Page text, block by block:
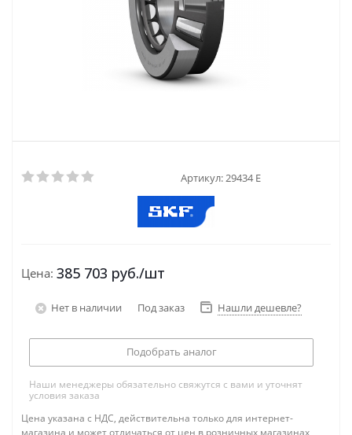
Артикул: 29434 E
Цена: 385 703 руб./шт
Нет в наличии Под заказ Нашли дешевле?
Подобрать аналог
Наши менеджеры обязательно свяжутся с вами и уточнят
условия заказа
Цена указана с НДС, действительна только для интернет-
магазина и может отличаться от цен в розничных магазинах